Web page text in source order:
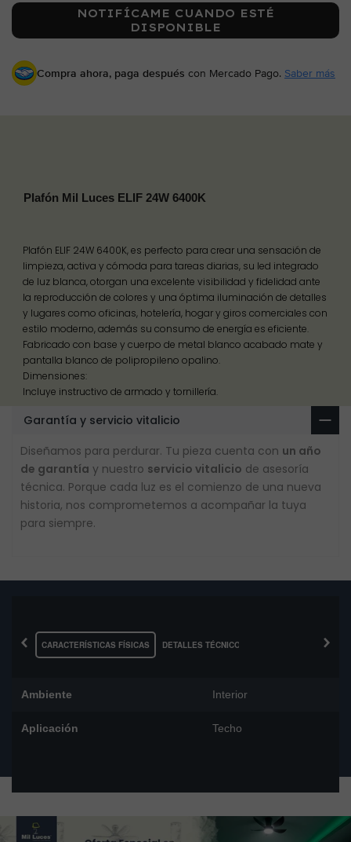
NOTIFÍCAME CUANDO ESTÉ
DISPONIBLE
Compra ahora, paga después con Mercado Pago. Saber más
Plafón Mil Luces ELIF 24W 6400K
Plafón ELIF 24W 6400K, es perfecto para crear una sensación de
limpieza, activa y cómoda para tareas diarias, su led integrado
de luz blanca, otorgan una excelente visibilidad y fidelidad ante
la reproducción de colores y una óptima iluminación de detalles
y lugares como oficinas, hotelería, hogar y giros comerciales con
estilo moderno, además su consumo de energía es eficiente.
Fabricado con base y cuerpo de metal blanco acabado mate y
pantalla blanco de polipropileno opalino.
Dimensiones:
Incluye instructivo de armado y tornillería.
Garantía y servicio vitalicio
Diseñamos para perdurar. Tu pieza cuenta con un año
de garantía y nuestro servicio vitalicio de asesoría
técnica. Porque cada luz es el comienzo de una nueva
historia, nos comprometemos a acompañar la tuya
para siempre.
‹ CARACTERÍSTICAS FÍSICAS DETALLES TÉCNICOS ›
Ambiente Interior
Aplicación Techo